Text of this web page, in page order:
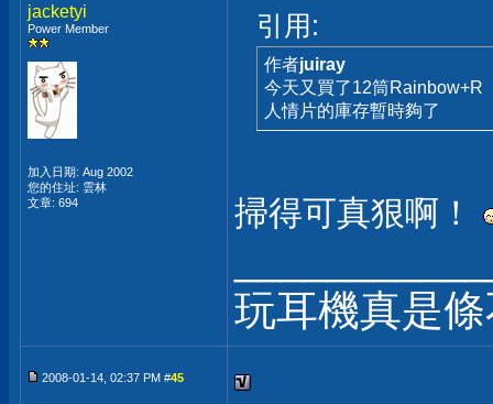
jacketyi
Power Member
加入日期: Aug 2002
您的住址: 雲林
文章: 694
引用:
作者juiray
今天又買了12筒Rainbow+R
人情片的庫存暫時夠了
掃得可真狠啊！
玩耳機真是
2008-01-14, 02:37 PM #45